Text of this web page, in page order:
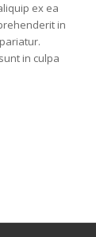
ex ea
in
in culpa